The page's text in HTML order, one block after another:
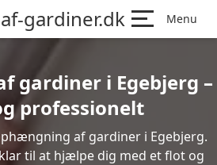
gardiner.dk Menu
gardiner i Egebjerg –
professionelt
af gardiner i Egebjerg.
til at hjælpe dig med et flot og